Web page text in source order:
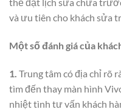
và ưu tiên cho khách sửa
Một số đánh giá của
1. Trung tâm có địa chỉ rõ
tìm đến thay màn hình
nhiệt tình tư vấn khách